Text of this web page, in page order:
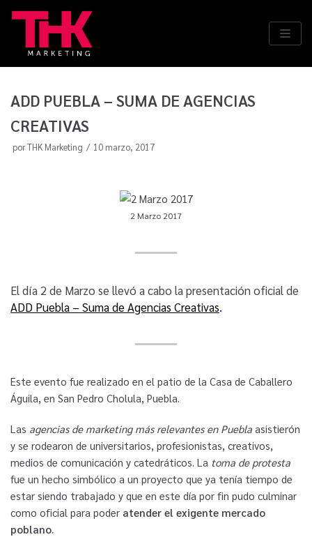
Saltar
contenido
ADD PUEBLA – SUMA DE AGENCIAS
CREATIVAS
porTHK Marketing 10 marzo, 2017
2 Marzo 2017
El día 2 de Marzo se llevó a cabo la presentación oficial de
ADD Puebla – Suma de Agencias Creativas.
Este evento fue realizado en el patio de la Casa de Caballero
Águila, en San Pedro Cholula, Puebla.
Las agencias de marketing más relevantes en Puebla asistierón
y se rodearon de universitarios, profesionistas, creativos,
medios de comunicación y catedráticos. La toma de protesta
fue un hecho simbólico a un proyecto que ya tenía tiempo de
estar siendo trabajado y que en este día por fin pudo culminar
como oficial para poder atender el exigente mercado
poblano.